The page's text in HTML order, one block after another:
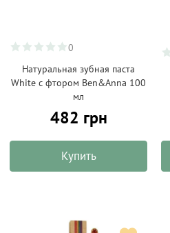
0
Натуральная зубная паста
White с фтором Ben&Anna 100
мл
482 грн
Купить